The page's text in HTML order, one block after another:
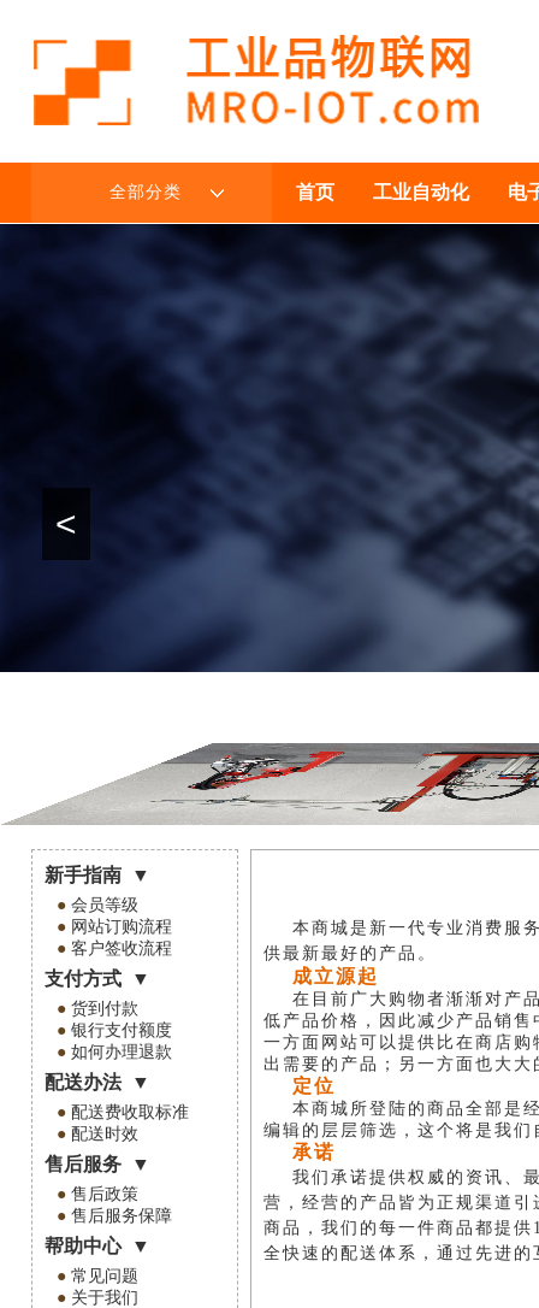
全部分类 首页 工业自动化 电
<
新手指南 ▼
● 会员等级
●网站订购流程
● 客户签收流程
支付方式 ▼
● 货到付款
● 银行支付额度
● 如何办理退款
配送办法 ▼
● 配送费收取标准
● 配送时效
售后服务 ▼
● 售后政策
● 售后服务保障
帮助中心 ▼
● 常见问题
● 关于我们
本商城是新一代专业消费服
供最新最好的产品。
成立源起
在目前广大购物者渐渐对产
低产品价格，因此减少产品销
一方面网站可以提供比在商店
出需要的产品；另一方面也大
定位
本商城所登陆的商品全部是
编辑的层层筛选，这个将是我
承诺
我们承诺提供权威的资讯、
营，经营的产品皆为正规渠道
商品，我们的每一件商品都提
全快速的配送体系，通过先进